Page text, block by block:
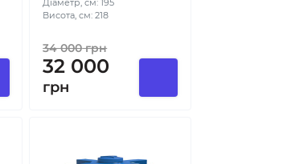
Діаметр, см: 195
Висота, см: 218
34 000грн
32 000
грн